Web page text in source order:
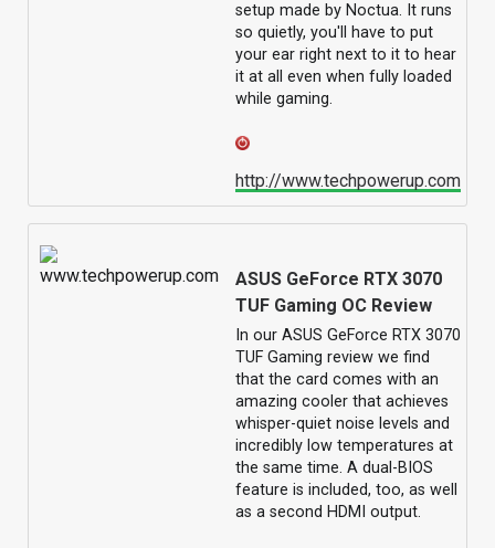
setup made by Noctua. It runs
so quietly, you'll have to put
your ear right next to it to hear
it at all even when fully loaded
while gaming.
http://www.techpowerup.com
ASUS GeForce RTX 3070
TUF Gaming OC Review
In our ASUS GeForce RTX 3070
TUF Gaming review we find
that the card comes with an
amazing cooler that achieves
whisper-quiet noise levels and
incredibly low temperatures at
the same time. A dual-BIOS
feature is included, too, as well
as a second HDMI output.